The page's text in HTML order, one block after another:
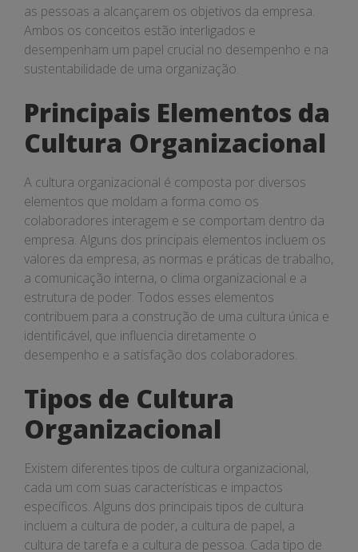
as pessoas a alcançarem os objetivos da empresa.
Ambos os conceitos estão interligados e
desempenham um papel crucial no desempenho e na
sustentabilidade de uma organização.
Principais Elementos da
Cultura Organizacional
A cultura organizacional é composta por diversos
elementos que moldam a forma como os
colaboradores interagem e se comportam dentro da
empresa. Alguns dos principais elementos incluem os
valores da empresa, as normas e práticas de trabalho,
a comunicação interna, o clima organizacional e a
estrutura de poder. Todos esses elementos
contribuem para a construção de uma cultura única e
identificável, que influencia diretamente o
desempenho e a satisfação dos colaboradores.
Tipos de Cultura
Organizacional
Existem diferentes tipos de cultura organizacional,
cada um com suas características e impactos
específicos. Alguns dos principais tipos de cultura
incluem a cultura de poder, a cultura de papel, a
cultura de tarefa e a cultura de pessoa. Cada tipo de